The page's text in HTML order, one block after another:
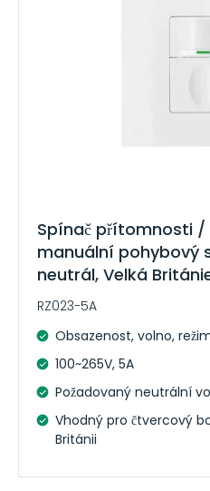
Spínač přítomnosti
manuální pohybový
neutrál, Velká
RZ023-5A
Obsazenost, volno,
100~265V, 5A
Požadovaný neutrální
Vhodný pro čtvercový
Británii